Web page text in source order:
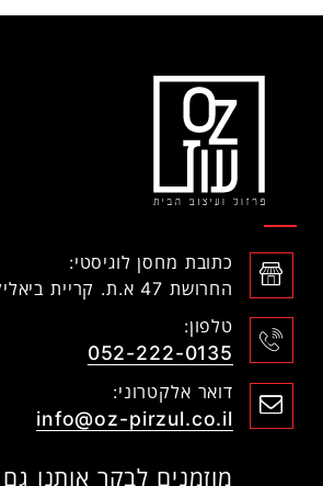
כתובת מחסן לוגיסטי:
החרושת 47 א.ת. קריית ביאליק
טלפון:
052-222-0135
דואר אלקטרוני:
info@oz-pirzul.co.il
מוזמנים לבקר אותנו